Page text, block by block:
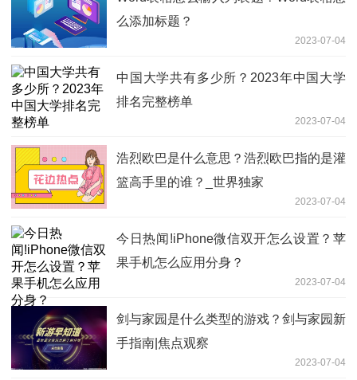
么添加标题？
2023-07-04
中国大学共有多少所？2023年中国大学
排名完整榜单
2023-07-04
浩烈欧巴是什么意思？浩烈欧巴指的是灌
篮高手里的谁？_世界独家
2023-07-04
今日热闻!iPhone微信双开怎么设置？苹
果手机怎么应用分身？
2023-07-04
剑与家园是什么类型的游戏？剑与家园新
手指南|焦点观察
2023-07-04